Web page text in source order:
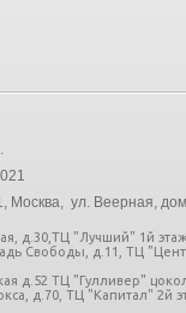
Москва, ул. Веерная,
д.30,ТЦ "Лучший" 1й
Свободы, д.11, ТЦ
д.52 ТЦ "Гулливер"
д.70, ТЦ "Капитал" 2й